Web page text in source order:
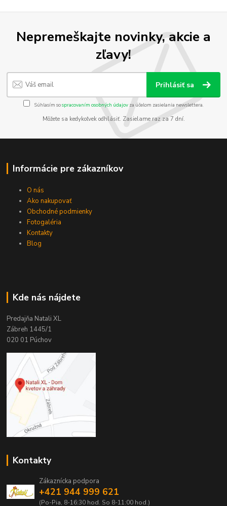
Nepremeškajte novinky, akcie a
zľavy!
Prihlásiť sa
Súhlasím sospracovaním osobných údajov za účelom zasielania newslettera.
Môžete sa kedykoľvek odhlásiť. Zasielame raz za 7 dní.
Informácie pre zákazníkov
O nás
Ako nakupovať
Obchodné podmienky
Fotogaléria
Kontakty
Blog
Kde nás nájdete
Predajňa Natali XL
Zábreh 1445/1
020 01 Púchov
Kontakty
Zákaznícka podpora
+421 944 999 621
(Po-Pia, 8-16:30 hod. So 8-11:00 hod.)